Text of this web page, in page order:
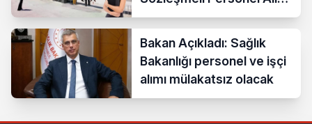
Yapacak
Bakan Açıkladı: Sağlık
Bakanlığı personel ve işçi
alımı mülakatsız olacak